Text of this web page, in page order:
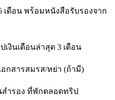
เดือน พร้อมหนังสือรับรองจาก
งินเดือนล่าสุด 3 เดือน
กสารสมรส/หย่า (ถ้ามี)
สำรอง ที่พักตลอดทริป